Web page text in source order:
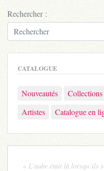
Rechercher :
CATALOGUE
Nouveautés Collections
Artistes
Catalogue en
« L’aube était là lorsqu’ils